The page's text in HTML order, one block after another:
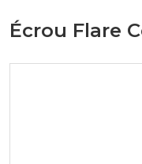
Écrou Flare